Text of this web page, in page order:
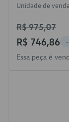
Unidade de
R$ 975,07
R$ 746,86
Essa peça é